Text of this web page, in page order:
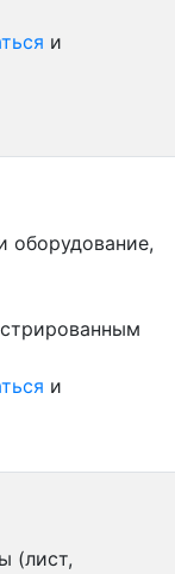
и
оборудование,
и
(лист,